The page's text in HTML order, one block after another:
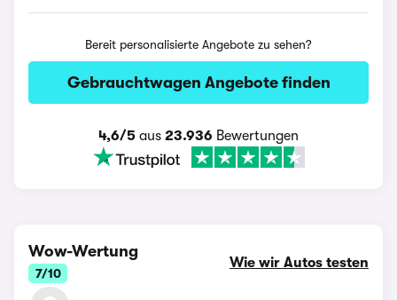
Bereit personalisierte Angebote zu sehen?
Gebrauchtwagen Angebote finden
4,6/5 aus 23.936 Bewertungen
Wow-Wertung
7/10
Wie wir Autos testen